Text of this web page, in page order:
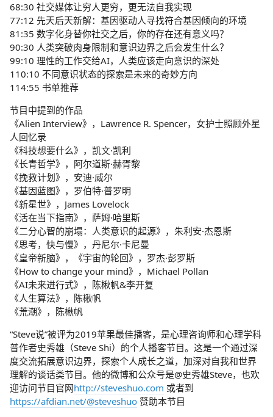
68:30 社交媒体让穷人更穷，更无法自我实现
77:12 先天后天新解：基因驱动人寻找符合基因倾向的环境
81:35 数字化身替你社交之后，你的存在还有意义吗？
90:30 人类突破肉身限制和意识边界之后会发生什么？
99:10 理性的工作交给AI，人类应该走向意识的深处
110:10 不同意识状态的探索是未来的奇妙方向
114:55 书单推荐
节目中提到的作品
《Alien Interview》，Lawrence R. Spencer，女护士照顾外星
人回忆录
《科技想要什么》，凯文·凯利
《长青哲学》，阿尔道斯·赫胥黎
《挽救计划》，安迪·威尔
《基因蓝图》，罗伯特·普罗明
《新星世》，James Lovelock
《活在当下指南》，萨姆·哈里斯
《二分心智的崩塌：人类意识的起源》，朱利安·杰恩斯
《思考，快与慢》，丹尼尔·卡尼曼
《皇帝新脑》，《宇宙的轮回》，罗杰·彭罗斯
《How to change your mind》，Michael Pollan
《AI未来进行式》，陈楸帆&李开复
《人生算法》，陈楸帆
《荒潮》，陈楸帆
“Steve说”被评为2019苹果最佳播客，是心理咨询师和心理学科
普作者史秀雄（Steve Shi）的个人播客节目。这是一个通过深
度交流拓展意识边界，探索个人成长之道，加深对自我和世界
理解的谈话类节目。他的微博和公众号是@史秀雄Steve，也欢
迎访问节目官网http://steveshuo.com 或者到
https://afdian.net/@steveshuo 赞助本节目